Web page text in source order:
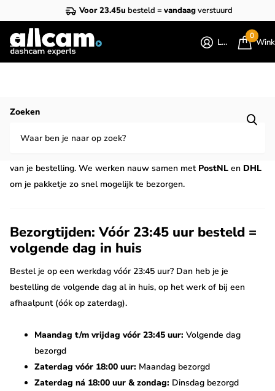
Voor 23.45u besteld = vandaagverstuurd
Zoeken
Login
0
Homepage
van je bestelling. We werken nauw samen met PostNL en DHL
om je pakketje zo snel mogelijk te bezorgen.
Bezorgtijden: Vóór 23:45 uur besteld =
volgende dag in huis
Bestel je op een werkdag vóór 23:45 uur? Dan heb je je
bestelling de volgende dag al in huis, op het werk of bij een
afhaalpunt (óók op zaterdag).
Maandag t/m vrijdag vóór 23:45 uur: Volgende dag
bezorgd
Zaterdag vóór 18:00 uur: Maandag bezorgd
Zaterdag ná 18:00 uur & zondag: Dinsdag bezorgd